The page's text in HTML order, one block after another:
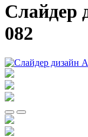
Слайдер
082